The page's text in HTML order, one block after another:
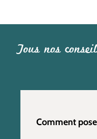
Tous nos
Comment